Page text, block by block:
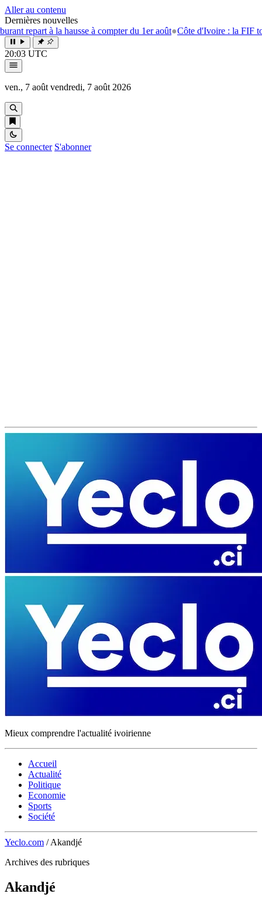
Aller au contenu
Dernières nouvelles
à la hausse à compter du 1er août●Côte d'Ivoire : la FIF tourne
20:03 UTC
ven., 7 août vendredi, 7 août 2026
Se connecter S'abonner
Mieux comprendre l'actualité ivoirienne
Accueil
Actualité
Politique
Economie
Sports
Société
Yeclo.com / Akandjé
Archives des rubriques
Akandjé